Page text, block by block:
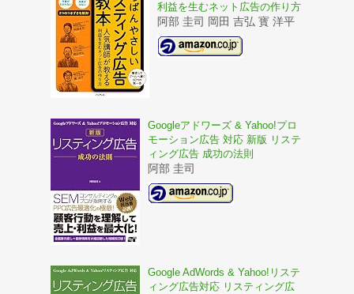
利益を生むネット広告の作り方
阿部 圭司 岡田 吉弘 寳 洋平
Googleアドワーズ & Yahoo!プロ
モーション広告 対応 新版 リステ
ィング広告 成功の法則
阿部 圭司
Google AdWords & Yahoo!リステ
ィング広告対応 リスティング広